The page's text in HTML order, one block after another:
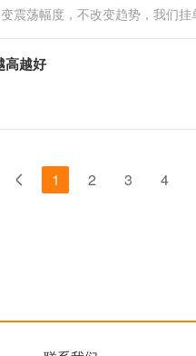
震荡幅度，不改变趋势，我们
高越好
1 2 3 4